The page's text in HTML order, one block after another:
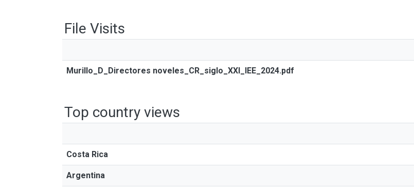
File Visits
Murillo_D_Directores noveles_CR_siglo_XXI_IEE_2024.pdf
Top country views
Costa Rica
Argentina